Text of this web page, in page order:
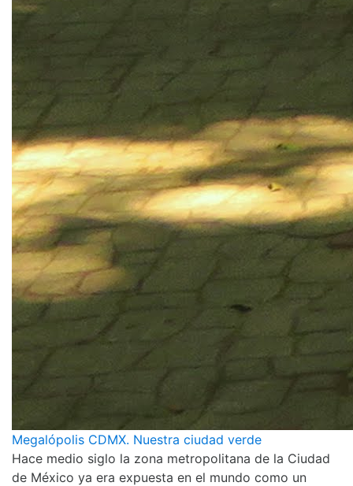
Megalópolis CDMX. Nuestra ciudad verde
Hace medio siglo la zona metropolitana de la Ciudad
de México ya era expuesta en el mundo como un